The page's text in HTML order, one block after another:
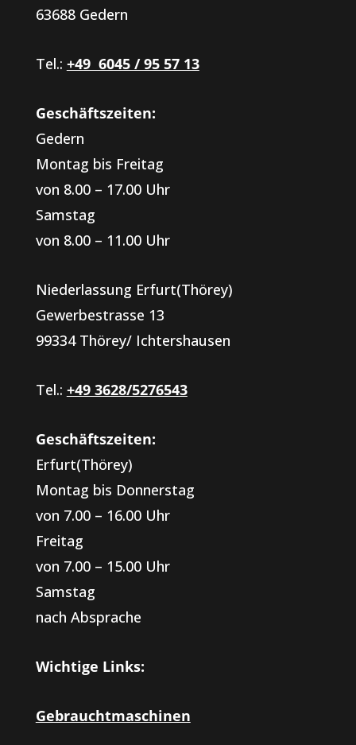
63688 Gedern
Tel.: +49 6045 / 95 57 13
Geschäftszeiten:
Gedern
Montag bis Freitag
von 8.00 – 17.00 Uhr
Samstag
von 8.00 – 11.00 Uhr
Niederlassung Erfurt(Thörey)
Gewerbestrasse 13
99334 Thörey/ Ichtershausen
Tel.: +49 3628/5276543
Geschäftszeiten:
Erfurt(Thörey)
Montag bis Donnerstag
von 7.00 – 16.00 Uhr
Freitag
von 7.00 – 15.00 Uhr
Samstag
nach Absprache
Wichtige Links:
Gebrauchtmaschinen